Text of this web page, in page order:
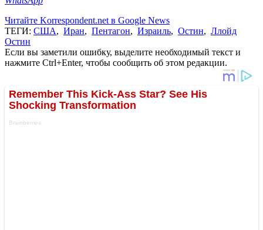
Читайте Korrespondent.net в Google News
ТЕГИ: США, Иран, Пентагон, Израиль, Остин, Ллойд
Остин
Если вы заметили ошибку, выделите необходимый текст и
нажмите Ctrl+Enter, чтобы сообщить об этом редакции.